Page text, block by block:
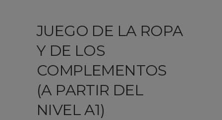
JUEGO DE LA ROPA
Y DE LOS
COMPLEMENTOS
(A PARTIR DEL
NIVEL A1)